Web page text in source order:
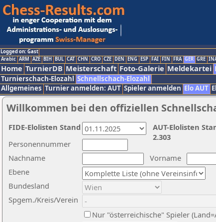
Logged on: Gast
Arabic ARM AZE BIH BUL CAT CHN CRO CZE DEN ENG ESP FAI FIN FRA GER GRE
Home TurnierDB Meisterschaft Foto-Galerie Meldekartei
Turnierschach-Elozahl Schnellschach-Elozahl
Allgemeines Turnier anmelden: AUT Spieler anmelden Elo AUT
Willkommen bei den offiziellen
Nachname
Vorname
Ebene
Personennummer
Bundesland
Spgem./Kreis/Verein
Nur "österreichische" Spieler
AUT-Elolisten
2.303
FIDE-Elolisten Stand